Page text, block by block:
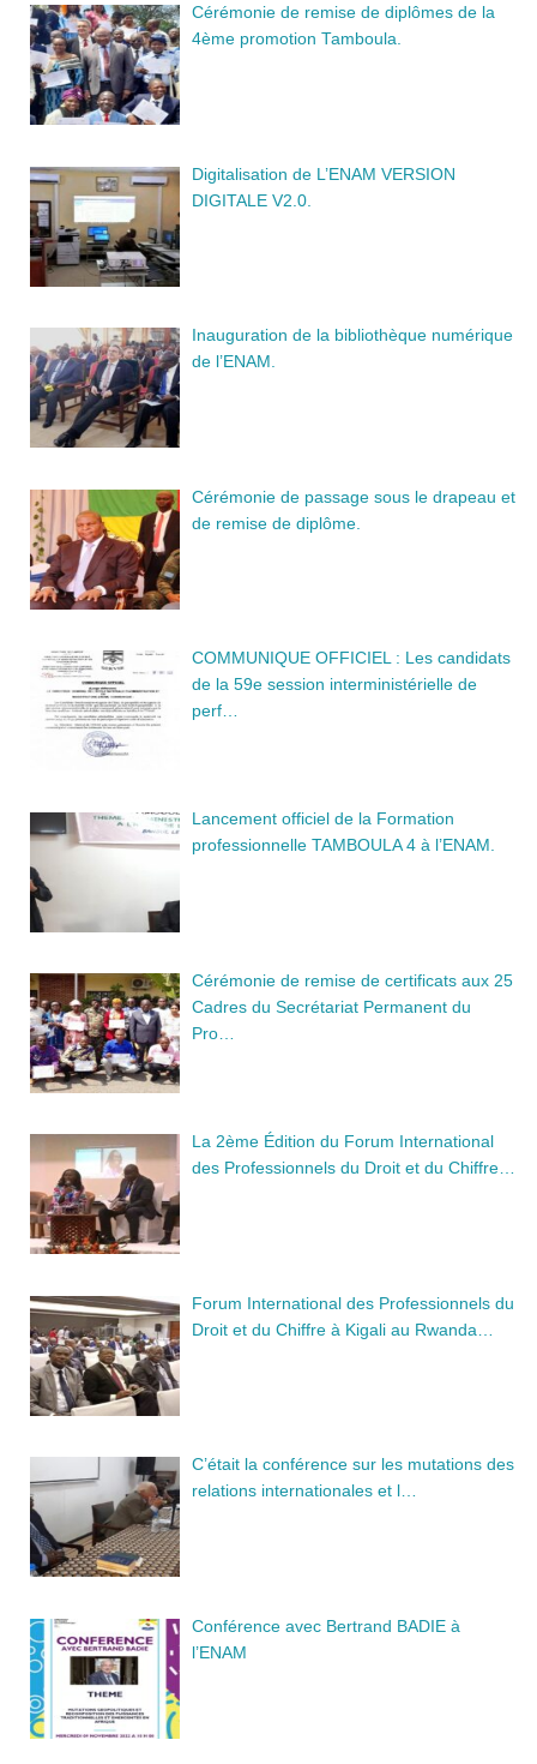
Cérémonie de remise de diplômes de la
4ème promotion Tamboula.
Digitalisation de L’ENAM VERSION
DIGITALE V2.0.
Inauguration de la bibliothèque numérique
de l’ENAM.
Cérémonie de passage sous le drapeau et
de remise de diplôme.
COMMUNIQUE OFFICIEL : Les candidats
de la 59e session interministérielle de
perf…
Lancement officiel de la Formation
professionnelle TAMBOULA 4 à l’ENAM.
Cérémonie de remise de certificats aux 25
Cadres du Secrétariat Permanent du
Pro…
La 2ème Édition du Forum International
des Professionnels du Droit et du Chiffre…
Forum International des Professionnels du
Droit et du Chiffre à Kigali au Rwanda…
C’était la conférence sur les mutations des
relations internationales et l…
Conférence avec Bertrand BADIE à
l’ENAM